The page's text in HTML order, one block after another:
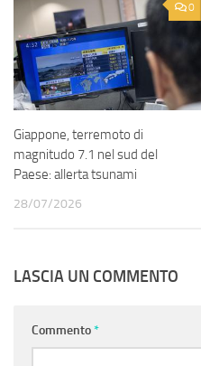
0
Giappone, terremoto di
magnitudo 7.1 nel sud del
Paese: allerta tsunami
28/07/2026
LASCIA UN COMMENTO
Commento*